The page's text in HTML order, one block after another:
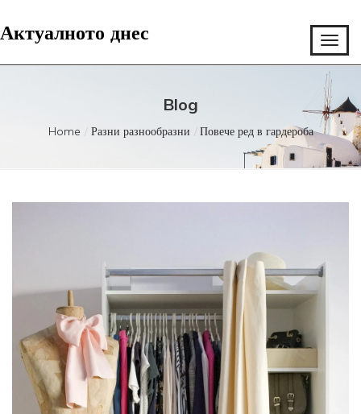
Актуалното днес
Blog
Home Разни разнообразни Повече ред в гардероба